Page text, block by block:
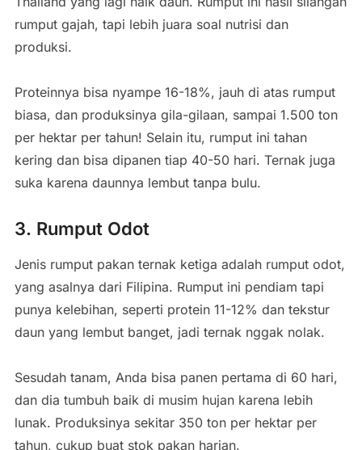
rumput gajah, tapi lebih juara soal nutrisi dan
produksi.
Proteinnya bisa nyampe 16-18%, jauh di atas rumput
biasa, dan produksinya gila-gilaan, sampai 1.500 ton
per hektar per tahun! Selain itu, rumput ini tahan
kering dan bisa dipanen tiap 40-50 hari. Ternak juga
suka karena daunnya lembut tanpa bulu.
3. Rumput Odot
Jenis rumput pakan ternak ketiga adalah rumput odot,
yang asalnya dari Filipina. Rumput ini pendiam tapi
punya kelebihan, seperti protein 11-12% dan tekstur
daun yang lembut banget, jadi ternak nggak nolak.
Sesudah tanam, Anda bisa panen pertama di 60 hari,
dan dia tumbuh baik di musim hujan karena lebih
lunak. Produksinya sekitar 350 ton per hektar per
tahun, cukup buat stok pakan harian.